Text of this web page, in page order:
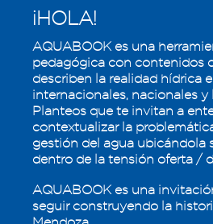
CAPÍTULO
Usos y calidad del
mantiene los oasis
4.1 - Usos del agua en Mendoza
4.2 - Calidad del agua
4.2.1 - La química del agua
¡HOLA!
AQUABOOK es una
pedagógica con contenidos
describen la realidad hídrica
internacionales, nacionales y
Planteos que te invitan a
contextualizar la
gestión del agua ubicándola
dentro de la tensión oferta /
AQUABOOK es una
seguir construyendo la